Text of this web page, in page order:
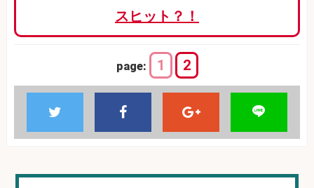
スヒット？！
page: 1 2